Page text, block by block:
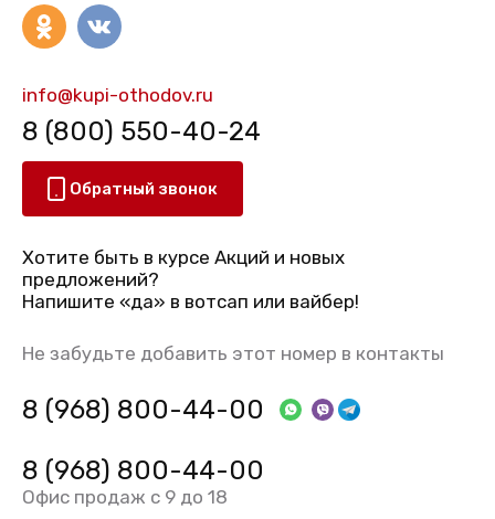
info@kupi-othodov.ru
8 (800) 550-40-24
Обратный звонок
Хотите быть в курсе Акций и новых
предложений?
Напишите «да» в вотсап или вайбер!
Не забудьте добавить этот номер в контакты
8 (968) 800-44-00
8 (968) 800-44-00
Офис продаж с 9 до 18